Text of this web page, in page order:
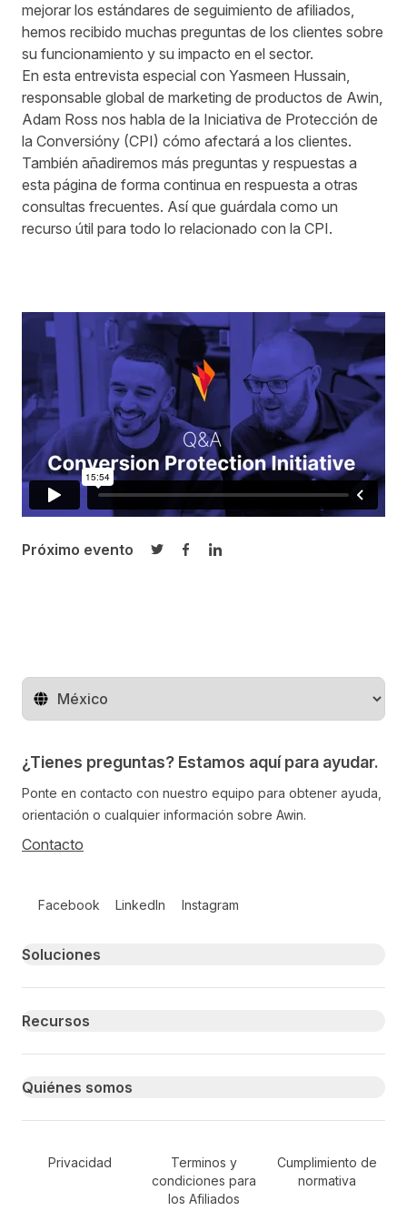
mejorar los estándares de seguimiento de afiliados,
hemos recibido muchas preguntas de los clientes sobre
su funcionamiento y su impacto en el sector.
En esta entrevista especial con Yasmeen Hussain,
responsable global de marketing de productos de Awin,
Adam Ross nos habla de la Iniciativa de Protección de
la Conversióny (CPI) cómo afectará a los clientes.
También añadiremos más preguntas y respuestas a
esta página de forma continua en respuesta a otras
consultas frecuentes. Así que guárdala como un
recurso útil para todo lo relacionado con la CPI.
Próximo evento
Compartir en Twitter
Compartir en Facebook
Compartir en LinkedIn
Cambiar de región
¿Tienes preguntas? Estamos aquí para ayudar.
Ponte en contacto con nuestro equipo para obtener ayuda,
orientación o cualquier información sobre Awin.
Contacto
Facebook LinkedIn Instagram
Primary footer navigation
Soluciones
Recursos
Quiénes somos
Secondary Footer Navigation
Privacidad
Terminos y
condiciones para
los Afiliados
Cumplimiento de
normativa